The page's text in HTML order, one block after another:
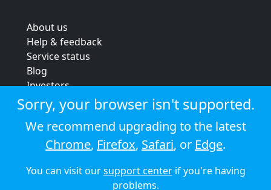
About us
Help & feedback
Service status
Blog
Investors
Strategic review
Terms & conditions
Privacy policy
Cookie policy
© 2026 Audioboom
Sorry, your browser isn't supported.
We recommend upgrading to the latest
Chrome, Firefox, Safari, or Edge.
You can visit oursupport centerif you're having
problems.